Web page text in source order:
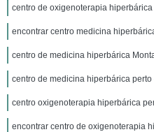
centro de oxigenoterapia
encontrar centro medicina
centro de medicina hiperbárica
centro de medicina hiperbárica
centro oxigenoterapia hiperbárica
encontrar centro de oxigenoterapia